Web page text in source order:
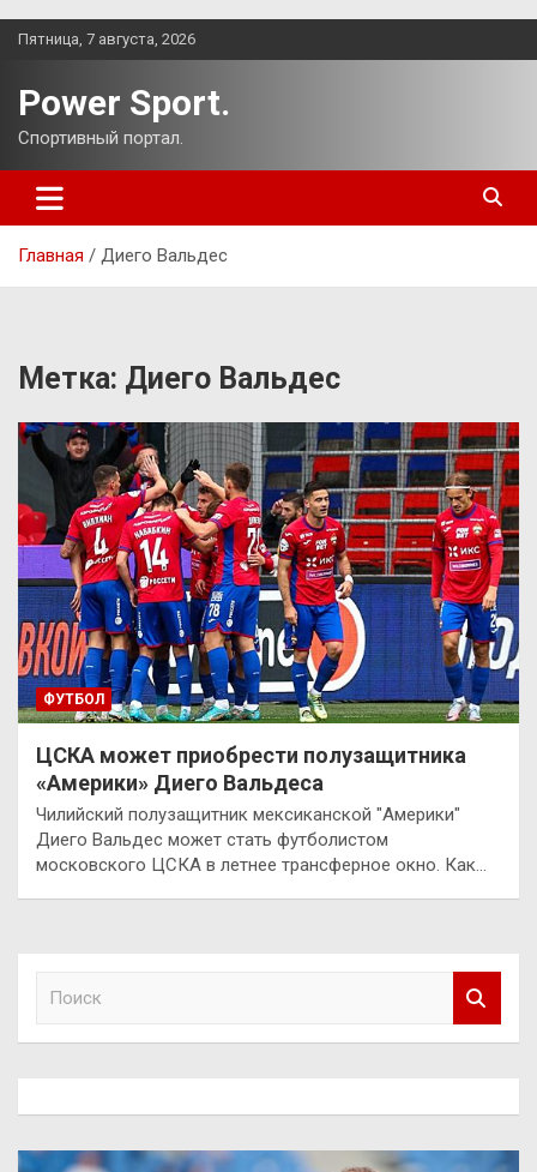
Перейти
Пятница, 7 августа, 2026
Power Sport.
Спортивный портал.
Главная Диего Вальдес
Метка: Диего Вальдес
ФУТБОЛ
ЦСКА может приобрести полузащитника
«Америки» Диего Вальдеса
Чилийский полузащитник мексиканской "Америки"
Диего Вальдес может стать футболистом
московского ЦСКА в летнее трансферное окно. Как…